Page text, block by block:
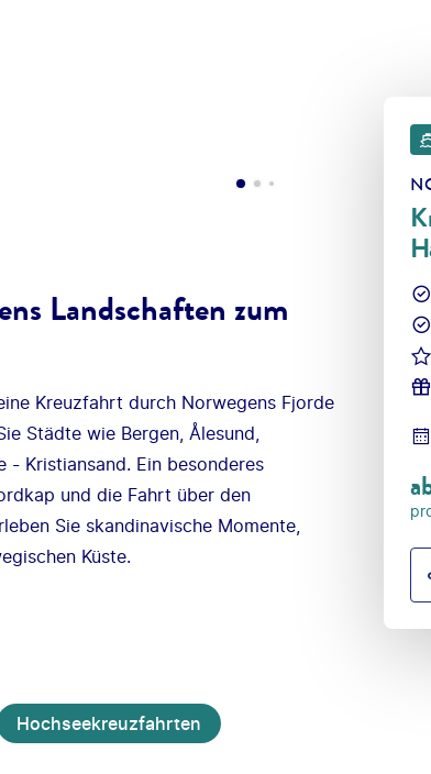
Landschaften zum
Kreuzfahrt durch Norwegens Fjorde
Städte wie Bergen, Ålesund,
- Kristiansand. Ein besonderes
und die Fahrt über den
Sie skandinavische Momente,
Küste.
Hochseekreuzfahrten